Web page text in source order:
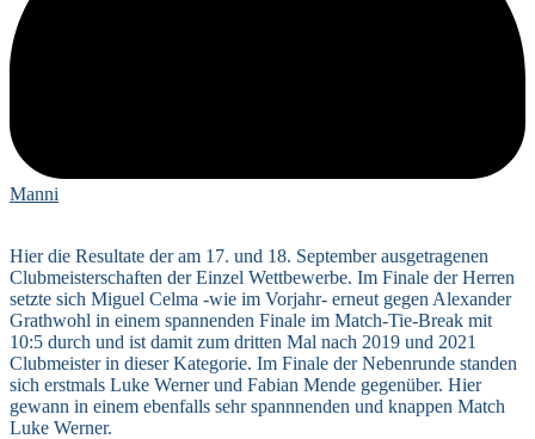
Manni
Hier die Resultate der am 17. und 18. September ausgetragenen
Clubmeisterschaften der Einzel Wettbewerbe. Im Finale der Herren
setzte sich Miguel Celma -wie im Vorjahr- erneut gegen Alexander
Grathwohl in einem spannenden Finale im Match-Tie-Break mit
10:5 durch und ist damit zum dritten Mal nach 2019 und 2021
Clubmeister in dieser Kategorie. Im Finale der Nebenrunde standen
sich erstmals Luke Werner und Fabian Mende gegenüber. Hier
gewann in einem ebenfalls sehr spannnenden und knappen Match
Luke Werner.